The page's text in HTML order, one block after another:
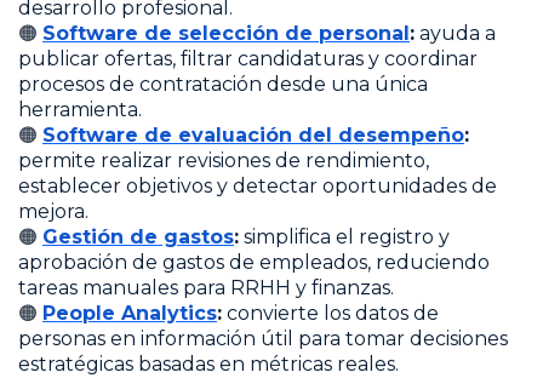
desarrollo profesional.
🟠 Software de selección de personal: ayuda a
publicar ofertas, filtrar candidaturas y coordinar
procesos de contratación desde una única
herramienta.
🟠 Software de evaluación del desempeño:
permite realizar revisiones de rendimiento,
establecer objetivos y detectar oportunidades de
mejora.
🟠 Gestión de gastos: simplifica el registro y
aprobación de gastos de empleados, reduciendo
tareas manuales para RRHH y finanzas.
🟠 People Analytics: convierte los datos de
personas en información útil para tomar decisiones
estratégicas basadas en métricas reales.